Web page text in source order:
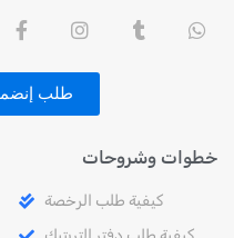
طلب
خطوات وشروحات
كيفية طلب الرخصة